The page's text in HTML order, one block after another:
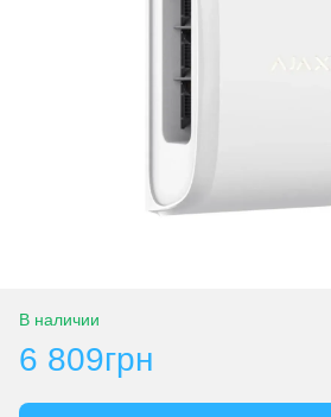
В наличии
6 809грн